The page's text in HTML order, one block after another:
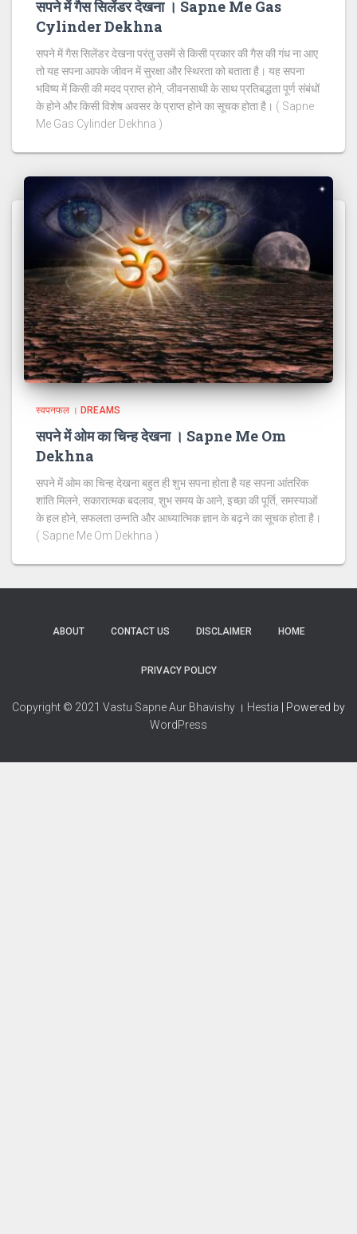
सपने में गैस सिलेंडर देखना । Sapne Me Gas
Cylinder Dekhna
सपने में गैस सिलेंडर देखना परंतु उसमें से किसी प्रकार की गैस की गंध ना आए
तो यह सपना आपके जीवन में सुरक्षा और स्थिरता को बताता है। यह सपना
भविष्य में किसी की मदद प्राप्त होने, जीवनसाथी के साथ प्रतिबद्धता पूर्ण संबंधों
के होने और किसी विशेष अवसर के प्राप्त होने का सूचक होता है। ( Sapne
Me Gas Cylinder Dekhna )
स्वपनफल । DREAMS
सपने में ओम का चिन्ह देखना । Sapne Me Om
Dekhna
सपने में ओम का चिन्ह देखना बहुत ही शुभ सपना होता है यह सपना आंतरिक
शांति मिलने, सकारात्मक बदलाव, शुभ समय के आने, इच्छा की पूर्ति, समस्याओं
के हल होने, सफलता उन्नति और आध्यात्मिक ज्ञान के बढ़ने का सूचक होता है।
( Sapne Me Om Dekhna )
ABOUT CONTACT US DISCLAIMER HOME
PRIVACY POLICY
Copyright © 2021 Vastu Sapne Aur Bhavishy । Hestia | Powered by
WordPress